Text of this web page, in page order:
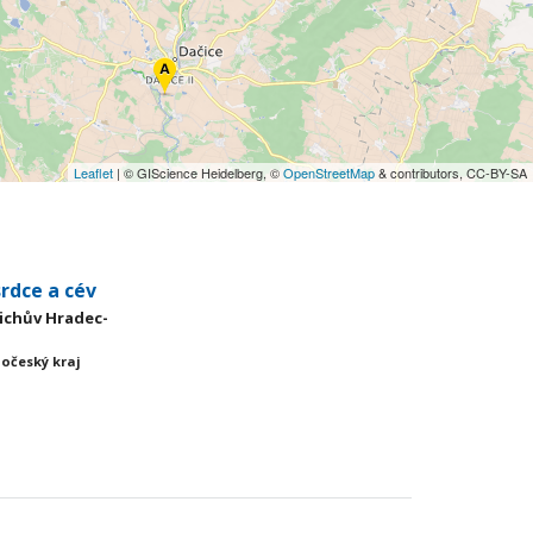
Leaflet | © GIScience Heidelberg, ©OpenStreetMap& contributors, CC-BY-SA
a cév
Hradec-
kraj